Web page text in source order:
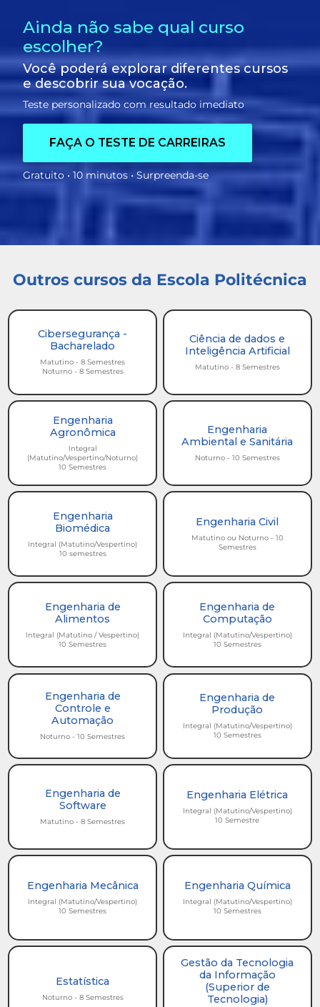
Ainda não sabe qual curso
escolher?
Você poderá explorar diferentes cursos
e descobrir sua vocação.
Teste personalizado com resultado imediato
FAÇA O TESTE DE CARREIRAS
Gratuito • 10 minutos • Surpreenda-se
Outros cursos da Escola Politécnica
Cibersegurança -
Bacharelado
Matutino - 8 Semestres
Noturno - 8 Semestres
Ciência de dados e
Inteligência Artificial
Matutino - 8 Semestres
Engenharia
Agronômica
Integral
(Matutino/Vespertino/Noturno)
10 Semestres
Engenharia
Ambiental e Sanitária
Noturno - 10 Semestres
Engenharia
Biomédica
Integral (Matutino/Vespertino)
10 semestres
Engenharia Civil
Matutino ou Noturno - 10
Semestres
Engenharia de
Alimentos
Integral (Matutino / Vespertino)
10 Semestres
Engenharia de
Computação
Integral (Matutino/Vespertino)
10 Semestres
Engenharia de
Controle e
Automação
Noturno - 10 Semestres
Engenharia de
Produção
Integral (Matutino/Vespertino)
10 Semestres
Engenharia de
Software
Matutino - 8 Semestres
Engenharia Elétrica
Integral (Matutino/Vespertino)
10 Semestre
Engenharia Mecânica
Integral (Matutino/Vespertino)
10 Semestres
Engenharia Química
Integral (Matutino/Vespertino)
10 Semestres
Estatística
Noturno - 8 Semestres
Gestão da Tecnologia
da Informação
(Superior de
Tecnologia)